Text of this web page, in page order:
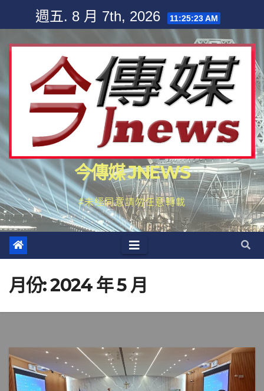
content
週五. 8 月 7th, 2026 11:25:25 AM
今傳媒 JNEWS
#未經同意請勿任意轉載
月份:2024 年 5 月